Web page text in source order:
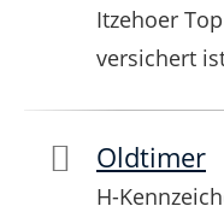
Itzehoer
versichert
Oldtimer
H-